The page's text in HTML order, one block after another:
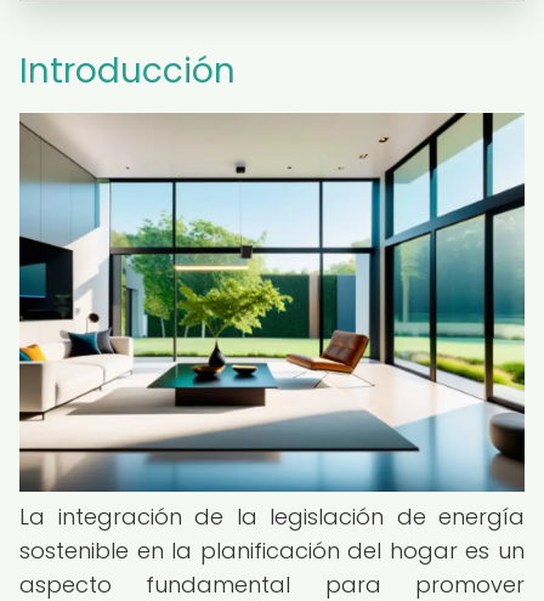
Introducción
La integración de la legislación de energía
sostenible en la planificación del hogar es un
aspecto fundamental para promover